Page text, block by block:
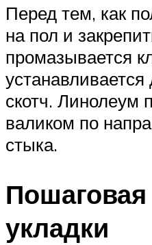
Перед тем, как
на пол и
промазывается
устанавливается
скотч. Линолеум
валиком по
стыка.
Пошаговая
укладки